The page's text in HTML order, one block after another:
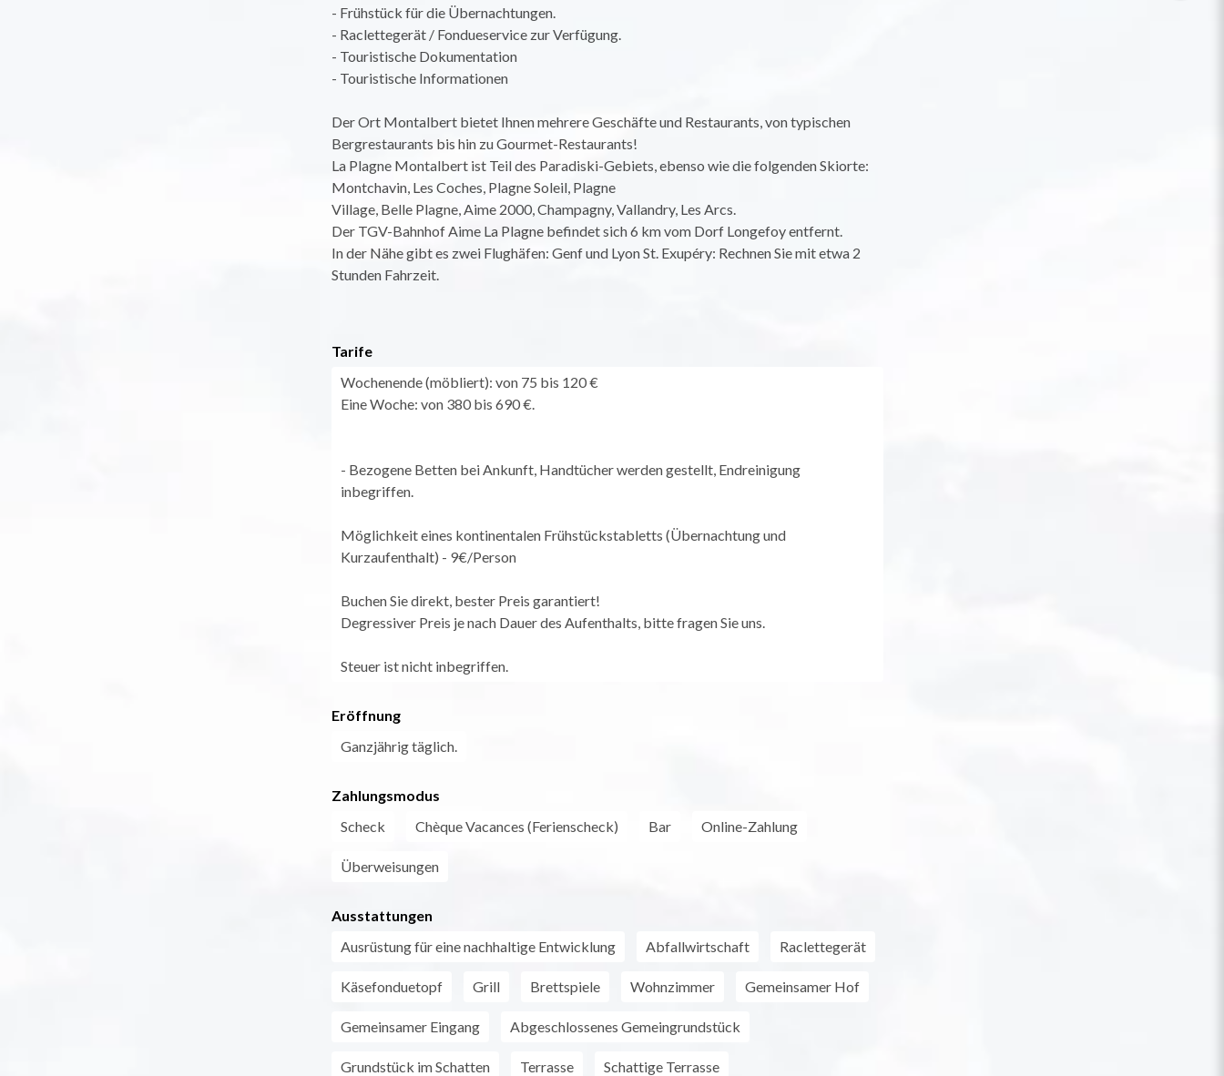
- Frühstück für die Übernachtungen.
- Raclettegerät / Fondueservice zur Verfügung.
- Touristische Dokumentation
- Touristische Informationen
Der Ort Montalbert bietet Ihnen mehrere Geschäfte und Restaurants, von typischen
Bergrestaurants bis hin zu Gourmet-Restaurants!
La Plagne Montalbert ist Teil des Paradiski-Gebiets, ebenso wie die folgenden Skiorte:
Montchavin, Les Coches, Plagne Soleil, Plagne
Village, Belle Plagne, Aime 2000, Champagny, Vallandry, Les Arcs.
Der TGV-Bahnhof Aime La Plagne befindet sich 6 km vom Dorf Longefoy entfernt.
In der Nähe gibt es zwei Flughäfen: Genf und Lyon St. Exupéry: Rechnen Sie mit etwa 2
Stunden Fahrzeit.
Tarife
Wochenende (möbliert): von 75 bis 120 €
Eine Woche: von 380 bis 690 €.
- Bezogene Betten bei Ankunft, Handtücher werden gestellt, Endreinigung
inbegriffen.
Möglichkeit eines kontinentalen Frühstückstabletts (Übernachtung und
Kurzaufenthalt) - 9€/Person
Buchen Sie direkt, bester Preis garantiert!
Degressiver Preis je nach Dauer des Aufenthalts, bitte fragen Sie uns.
Steuer ist nicht inbegriffen.
Eröffnung
Ganzjährig täglich.
Zahlungsmodus
Scheck
Chèque Vacances (Ferienscheck) Bar Online-Zahlung
Überweisungen
Ausstattungen
Ausrüstung für eine nachhaltige Entwicklung
Abfallwirtschaft Raclettegerät
Käsefonduetopf Grill Brettspiele Wohnzimmer Gemeinsamer Hof
Gemeinsamer Eingang Abgeschlossenes Gemeingrundstück
Grundstück im Schatten Terrasse Schattige Terrasse